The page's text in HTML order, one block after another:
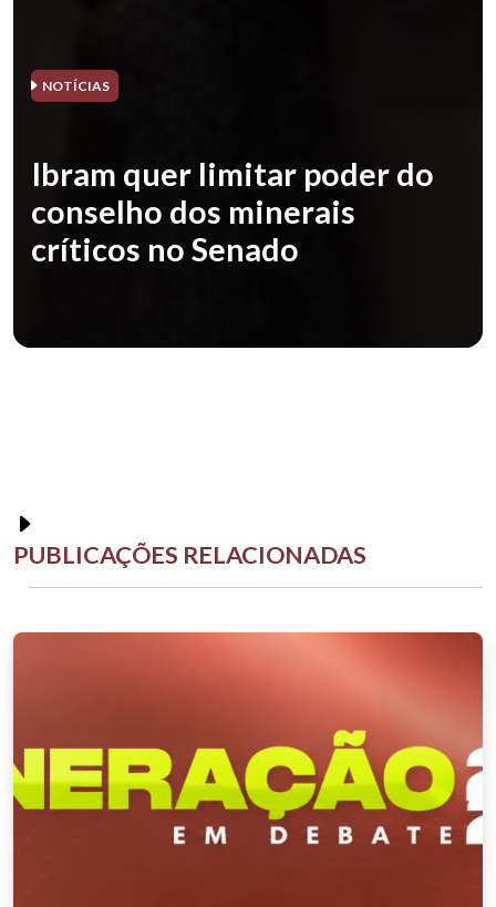
NOTÍCIAS
Ibram quer limitar poder do
conselho dos minerais
críticos no Senado
PUBLICAÇÕES RELACIONADAS